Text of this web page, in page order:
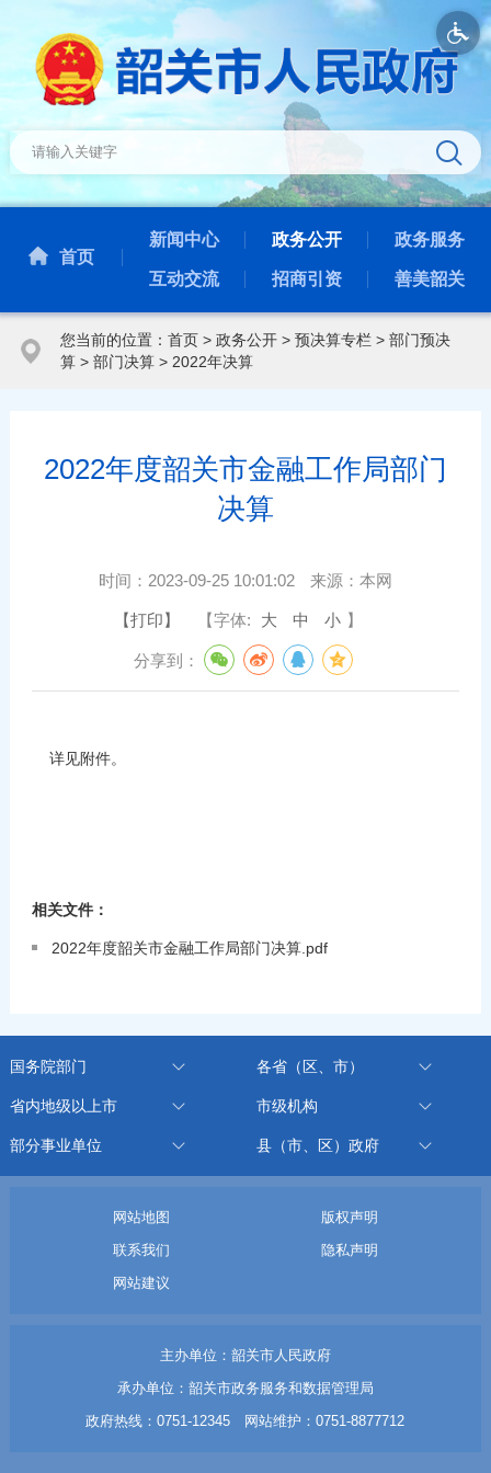
首页
新闻中心 政务公开 政务服务
互动交流 招商引资 善美韶关
您当前的位置： 首页> 政务公开> 预决算专栏> 部门预决
算> 部门决算> 2022年决算
2022年度韶关市金融工作局部门
决算
时间： 2023-09-25 10:01:02 来源： 本网
【打印】 【字体: 大 中 小 】
分享到：
详见附件。
相关文件：
2022年度韶关市金融工作局部门决算.pdf
国务院部门 各省（区、市）
省内地级以上市 市级机构
部分事业单位 县（市、区）政府
网站地图
版权声明
联系我们
隐私声明
网站建议
主办单位：韶关市人民政府
承办单位：韶关市政务服务和数据管理局
政府热线：0751-12345 网站维护：0751-8877712